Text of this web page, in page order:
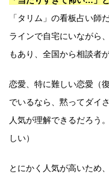
「タリム」の看板占い師
ラインで自宅にいながら
もあり、全国から相談者
恋愛、特に難しい恋愛（
でいるなら、黙ってダイ
人気が理解できるだろう
しい）
とにかく人気が高いため